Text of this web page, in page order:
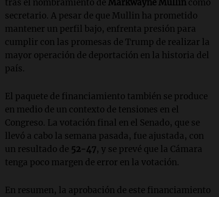
tras el nombramiento de Markwayne Mullin como
secretario. A pesar de que Mullin ha prometido
mantener un perfil bajo, enfrenta presión para
cumplir con las promesas de Trump de realizar la
mayor operación de deportación en la historia del
país.
El paquete de financiamiento también se produce
en medio de un contexto de tensiones en el
Congreso. La votación final en el Senado, que se
llevó a cabo la semana pasada, fue ajustada, con
un resultado de 52-47, y se prevé que la Cámara
tenga poco margen de error en la votación.
En resumen, la aprobación de este financiamiento